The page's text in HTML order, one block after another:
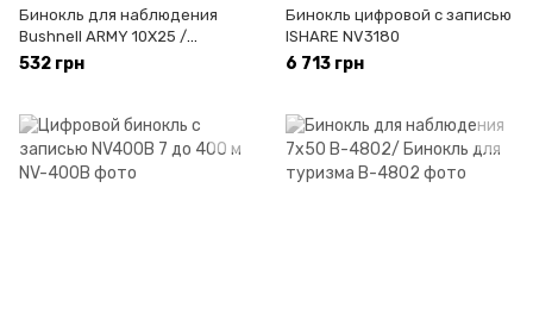
Бинокль для наблюдения
Bushnell ARMY 10X25 /
Бинокль для туризм
532 грн
Бинокль цифровой с записью
ISHARE NV3180
6 713 грн